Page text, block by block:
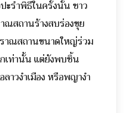
ะรำพิธีในครั้งนั้น ชาว
ณสถานร้างสบร่องขุย
าณสถานขนาดใหญ่ร่วม
เท่านั้น แต่ยังพบชิ้น
าวงำเมือง หรือพญางำ